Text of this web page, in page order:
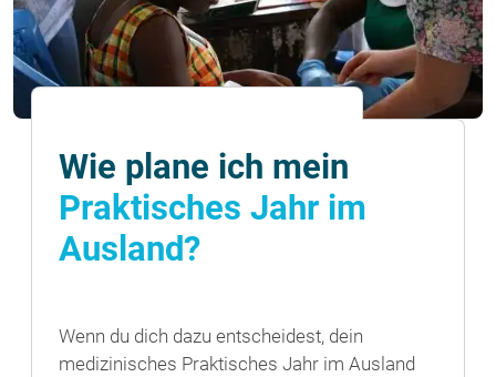
Wie plane ich mein
Praktisches Jahr im
Ausland?
Wenn du dich dazu entscheidest, dein
medizinisches Praktisches Jahr im Ausland